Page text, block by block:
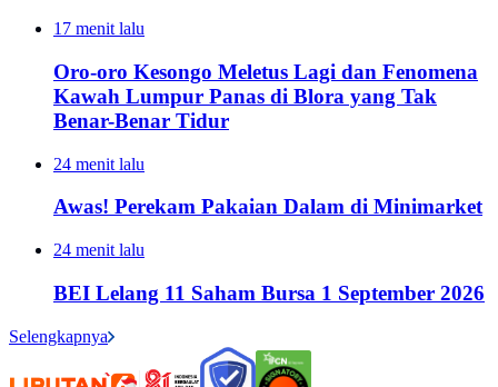
17 menit lalu
Oro-oro Kesongo Meletus Lagi dan Fenomena
Kawah Lumpur Panas di Blora yang Tak
Benar-Benar Tidur
24 menit lalu
Awas! Perekam Pakaian Dalam di Minimarket
24 menit lalu
BEI Lelang 11 Saham Bursa 1 September 2026
Selengkapnya